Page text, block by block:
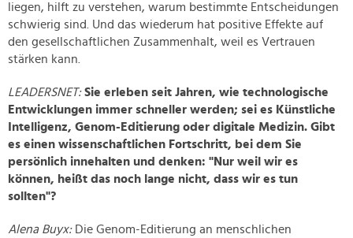
liegen, hilft zu verstehen, warum bestimmte Entscheidungen
schwierig sind. Und das wiederum hat positive Effekte auf
den gesellschaftlichen Zusammenhalt, weil es Vertrauen
stärken kann.
LEADERSNET: Sie erleben seit Jahren, wie technologische
Entwicklungen immer schneller werden; sei es Künstliche
Intelligenz, Genom-Editierung oder digitale Medizin. Gibt
es einen wissenschaftlichen Fortschritt, bei dem Sie
persönlich innehalten und denken: "Nur weil wir es
können, heißt das noch lange nicht, dass wir es tun
sollten"?
Alena Buyx:Die Genom-Editierung an menschlichen